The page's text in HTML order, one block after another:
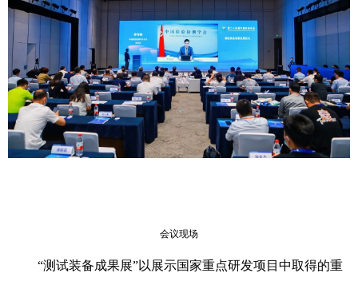
会议现场
“测试装备成果展”以展示国家重点研发项目中取得的重